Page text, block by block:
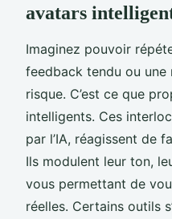
avatars
Imaginez pouvoir
feedback tendu ou une
risque. C’est ce que
intelligents. Ces
par l’IA, réagissent de
Ils modulent leur ton,
vous permettant de
réelles. Certains outils